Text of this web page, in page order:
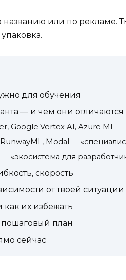
или по рекламе.
для обучения
— и чем они отличаются
Google Vertex AI, Azure ML
RunwayML, Modal —
«экосистема для
скорость
от твоей ситуации
их избежать
пошаговый план
сейчас